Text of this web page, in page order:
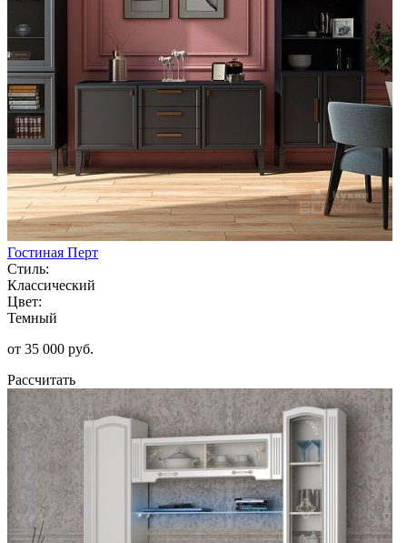
Гостиная Перт
Стиль:
Классический
Цвет:
Темный
от 35 000 руб.
Рассчитать